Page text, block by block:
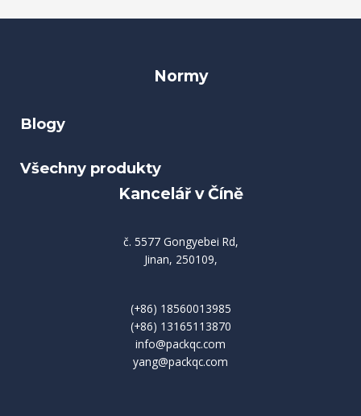
Normy
Blogy
Všechny produkty
Kancelář v Číně
č. 5577 Gongyebei Rd,
Jinan, 250109,
(+86) 18560013985
(+86) 13165113870
info@packqc.com
yang@packqc.com